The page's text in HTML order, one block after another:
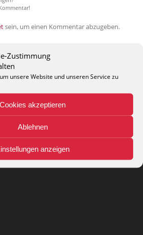
Zustimmung
unsere Website und unseren Service zu
Cookies akzeptieren
Ablehnen
anzeigen
sein, um einen Kommentar abzugeben.
- 20